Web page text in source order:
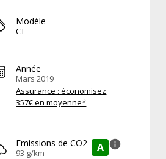
Modèle
CT
Année
Mars 2019
Assurance : économisez
357€ en moyenne*
Emissions de CO2
93 g/km A info